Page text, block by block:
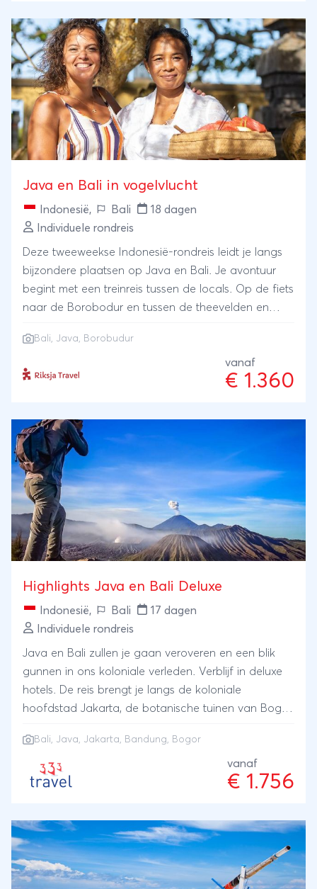
Java en Bali in vogelvlucht
Indonesië, Bali
18 dagen
Individuele rondreis
Deze tweeweekse Indonesië-rondreis leidt je langs
bijzondere plaatsen op Java en Bali. Je avontuur
begint met een treinreis tussen de locals. Op de fiets
naar de Borobodur en tussen de theevelden en
en hebt een relaxt einde aan het strand.
Bali, Java, Borobudur
vanaf
€ 1.360
Highlights Java en Bali Deluxe
Indonesië, Bali
17 dagen
Individuele rondreis
Java en Bali zullen je gaan veroveren en een blik
gunnen in ons koloniale verleden. Verblijf in deluxe
hotels. De reis brengt je langs de koloniale
hoofdstad Jakarta, de botanische tuinen van Bogor
de bijzondere natuur met zijn vulkanen, kratermeren
en rijstvelden.
Bali, Java, Jakarta, Bandung, Bogor
vanaf
€ 1.756